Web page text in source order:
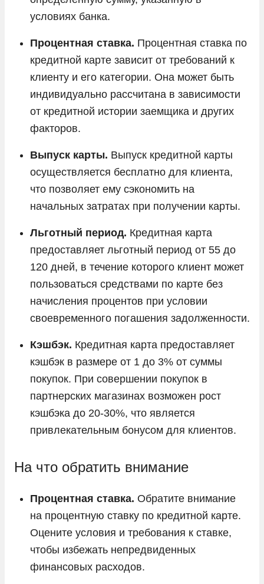
условиях банка.
Процентная ставка. Процентная ставка по
кредитной карте зависит от требований к
клиенту и его категории. Она может быть
индивидуально рассчитана в зависимости
от кредитной истории заемщика и других
факторов.
Выпуск карты. Выпуск кредитной карты
осуществляется бесплатно для клиента,
что позволяет ему сэкономить на
начальных затратах при получении карты.
Льготный период. Кредитная карта
предоставляет льготный период от 55 до
120 дней, в течение которого клиент может
пользоваться средствами по карте без
начисления процентов при условии
своевременного погашения задолженности.
Кэшбэк. Кредитная карта предоставляет
кэшбэк в размере от 1 до 3% от суммы
покупок. При совершении покупок в
партнерских магазинах возможен рост
кэшбэка до 20-30%, что является
привлекательным бонусом для клиентов.
На что обратить внимание
Процентная ставка. Обратите внимание
на процентную ставку по кредитной карте.
Оцените условия и требования к ставке,
чтобы избежать непредвиденных
финансовых расходов.